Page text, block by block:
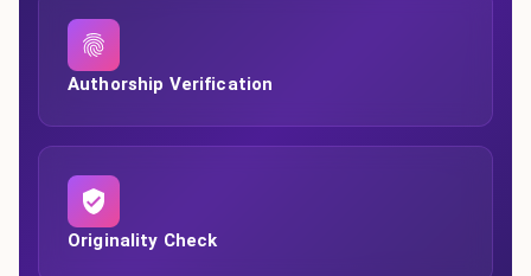
Authorship Verification
Originality Check